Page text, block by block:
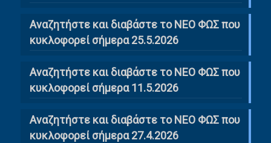
Αναζητήστε και διαβάστε το ΝΕΟ ΦΩΣ που
κυκλοφορεί σήμερα 25.5.2026
Αναζητήστε και διαβάστε το ΝΕΟ ΦΩΣ που
κυκλοφορεί σήμερα 11.5.2026
Αναζητήστε και διαβάστε το ΝΕΟ ΦΩΣ που
κυκλοφορεί σήμερα 27.4.2026